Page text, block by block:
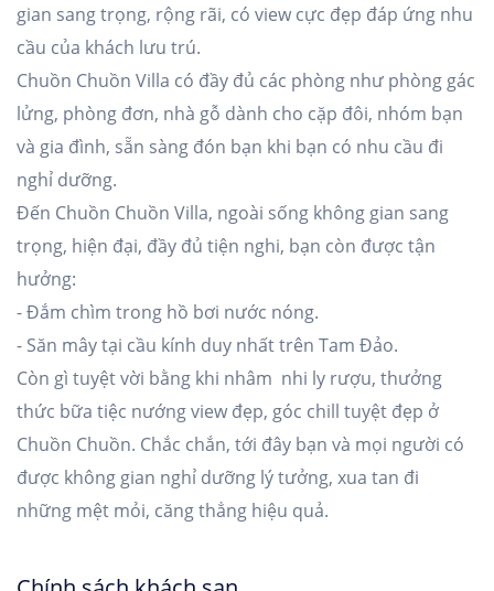
gian sang trọng, rộng rãi, có view cực đẹp đáp ứng nhu
cầu của khách lưu trú.
Chuồn Chuồn Villa có đầy đủ các phòng như phòng gác
lửng, phòng đơn, nhà gỗ dành cho cặp đôi, nhóm bạn
và gia đình, sẵn sàng đón bạn khi bạn có nhu cầu đi
nghỉ dưỡng.
Đến Chuồn Chuồn Villa, ngoài sống không gian sang
trọng, hiện đại, đầy đủ tiện nghi, bạn còn được tận
hưởng:
- Đắm chìm trong hồ bơi nước nóng.
- Săn mây tại cầu kính duy nhất trên Tam Đảo.
Còn gì tuyệt vời bằng khi nhâm nhi ly rượu, thưởng
thức bữa tiệc nướng view đẹp, góc chill tuyệt đẹp ở
Chuồn Chuồn. Chắc chắn, tới đây bạn và mọi người có
được không gian nghỉ dưỡng lý tưởng, xua tan đi
những mệt mỏi, căng thẳng hiệu quả.